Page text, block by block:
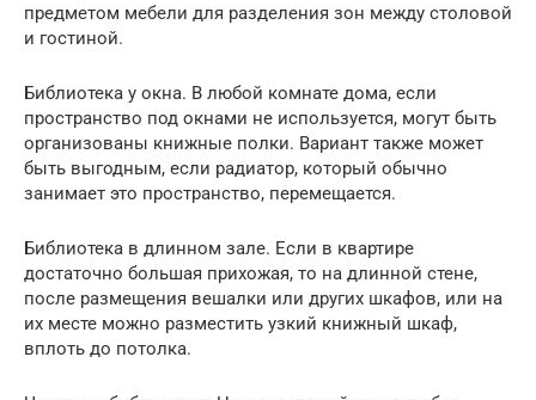
предметом мебели для разделения зон между столовой
и гостиной.
Библиотека у окна. В любой комнате дома, если
пространство под окнами не используется, могут быть
организованы книжные полки. Вариант также может
быть выгодным, если радиатор, который обычно
занимает это пространство, перемещается.
Библиотека в длинном зале. Если в квартире
достаточно большая прихожая, то на длинной стене,
после размещения вешалки или других шкафов, или на
их месте можно разместить узкий книжный шкаф,
вплоть до потолка.